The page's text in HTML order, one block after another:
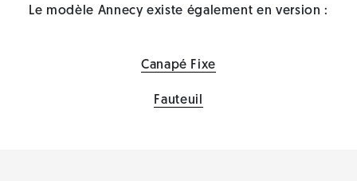
Le modèle Annecy existe également en version :
Canapé Fixe
Fauteuil